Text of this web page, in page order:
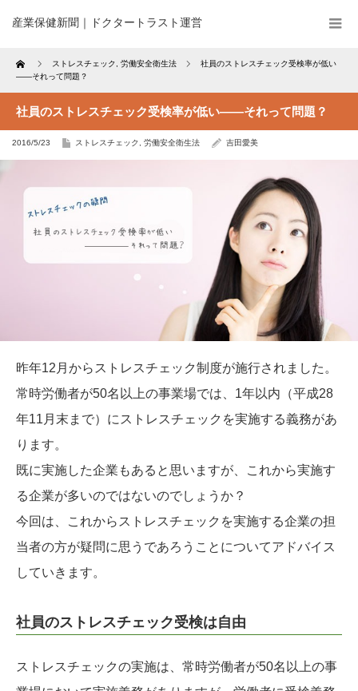
産業保健新聞｜ドクタートラスト運営
Home ストレスチェック 労働安全衛生法
社員のストレスチェック受検率が低い
――それって問題？
社員のストレスチェック受検率が低い――それって問題？
2016/5/23 ストレスチェック 労働安全衛生法 吉田愛美
昨年12月からストレスチェック制度が施行されました。
常時労働者が50名以上の事業場では、1年以内（平成28
年11月末まで）にストレスチェックを実施する義務があ
ります。
既に実施した企業もあると思いますが、これから実施す
る企業が多いのではないのでしょうか？
今回は、これからストレスチェックを実施する企業の担
当者の方が疑問に思うであろうことについてアドバイス
していきます。
社員のストレスチェック受検は自由
ストレスチェックの実施は、常時労働者が50名以上の事